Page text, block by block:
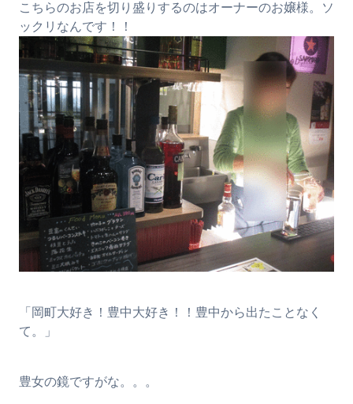
こちらのお店を切り盛りするのはオーナーのお嬢様。ソ
ックリなんです！！
「岡町大好き！豊中大好き！！豊中から出たことなく
て。」
豊女の鏡ですがな。。。